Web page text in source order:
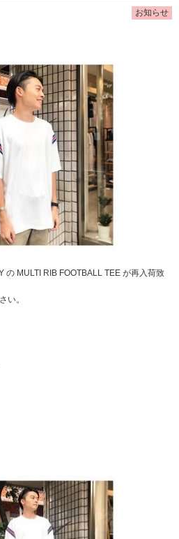
お知らせ
の MULTI RIB FOOTBALL TEE が再入荷致
い。